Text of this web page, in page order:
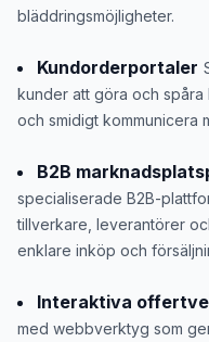
bläddringsmöjligheter.
Kundorderportaler
kunder att göra och
och smidigt kommunicera
B2B
specialiserade B2B-
tillverkare, leverantörer
enklare inköp och
Interaktiva
med webbverktyg som